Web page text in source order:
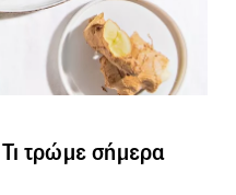
τρώμε σήμερα